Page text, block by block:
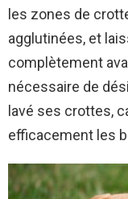
les zones de
agglutinées, et
complètement
nécessaire de
lavé ses crottes,
efficacement les